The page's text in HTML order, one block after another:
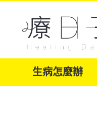
生病怎麼辦